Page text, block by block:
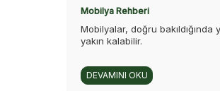
Mobilya Rehberi
Mobilyalar, doğru
yakın kalabilir.
DEVAMINI OKU